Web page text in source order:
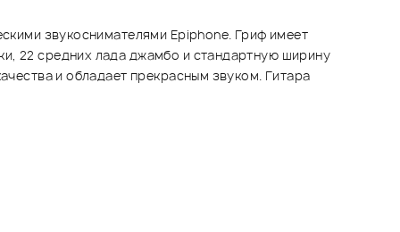
звукоснимателями Epiphone. Гриф имеет
22 средних лада джамбо и стандартную ширину
и обладает прекрасным звуком. Гитара